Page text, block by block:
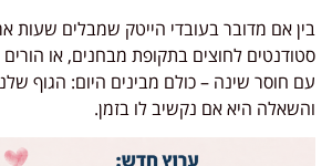
בין אם מדובר בעובדי הייטק שמבלים שעות
סטודנטים לחוצים בתקופת מבחנים, או
עם חוסר שינה – כולם מבינים היום: הגוף
והשאלה היא אם נקשיב לו בזמן.